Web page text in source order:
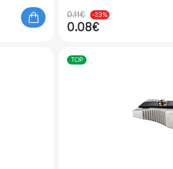
0.11€ -23%
0.08€
TOP